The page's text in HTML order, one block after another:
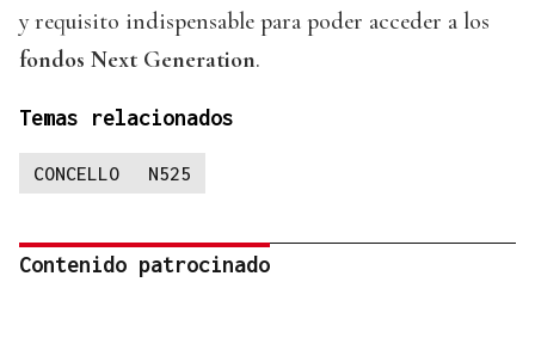
y requisito indispensable para poder acceder a los
fondos Next Generation.
Temas relacionados
CONCELLO N525
Contenido patrocinado